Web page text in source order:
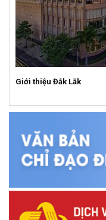
Giới thiệu Đắk Lắk